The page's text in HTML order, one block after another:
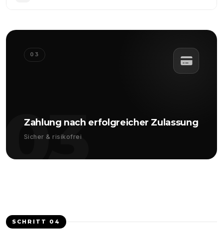
03
03
Zahlung nach erfolgreicher Zulassung
Sicher & risikofrei
SCHRITT 04